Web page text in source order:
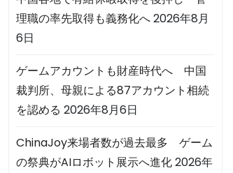
理職の率先取得も義務化へ2026年8月
6日
ゲームアカウントも財産時代へ 中国
裁判所、母親による87アカウント相続
を認める 2026年8月6日
ChinaJoy来場者数が過去最多 ゲーム
の祭典がAIロボット展示へ進化2026年